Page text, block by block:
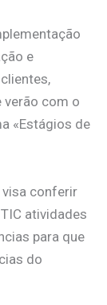
e
verão com o
«Estágios de
visa conferir
atividades
para que
do